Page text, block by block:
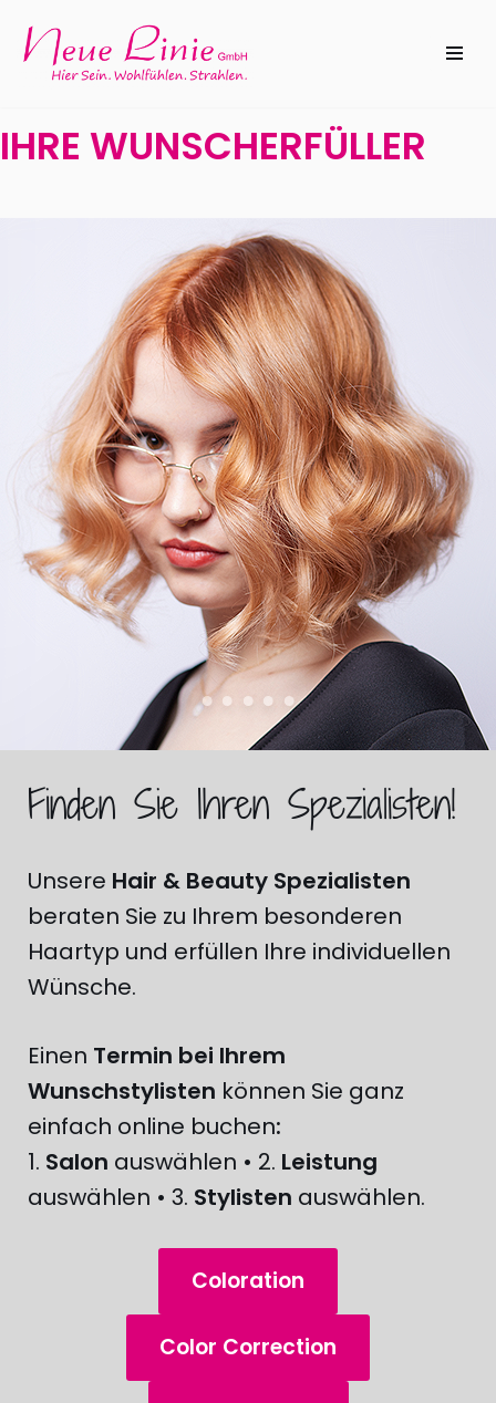
Zum
springen
IHRE WUNSCHERFÜLLER
Finden Sie Ihren Spezialisten!
Unsere Hair & Beauty Spezialisten
beraten Sie zu Ihrem besonderen
Haartyp und erfüllen Ihre individuellen
Wünsche.
Einen Termin bei Ihrem
Wunschstylisten können Sie ganz
einfach online buchen:
1. Salon auswählen • 2. Leistung
auswählen • 3. Stylisten auswählen.
Coloration
Color Correction